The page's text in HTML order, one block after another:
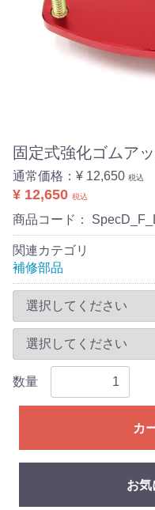
固定式強化ゴムア
通常価格： ¥ 12,650 税込
¥ 12,650 税込
商品コード：
関連カテゴリ
補修部品
数量
カ
お気